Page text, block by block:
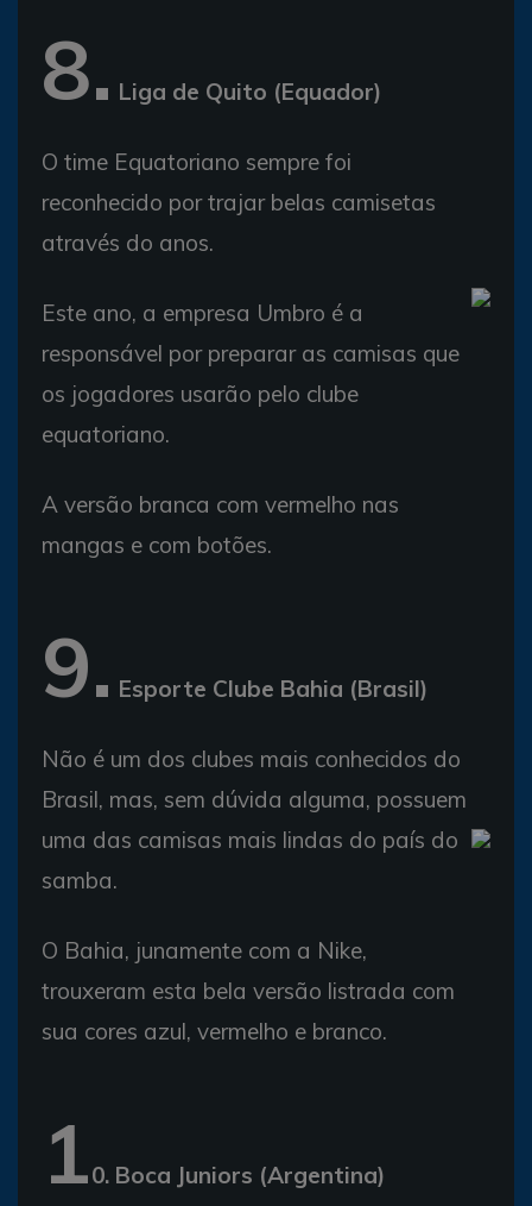
8. Liga de Quito (Equador)
O time Equatoriano sempre foi
reconhecido por trajar belas camisetas
através do anos.
Este ano, a empresa Umbro é a
responsável por preparar as camisas que
os jogadores usarão pelo clube
equatoriano.
A versão branca com vermelho nas
mangas e com botões.
9. Esporte Clube Bahia (Brasil)
Não é um dos clubes mais conhecidos do
Brasil, mas, sem dúvida alguma, possuem
uma das camisas mais lindas do país do
samba.
O Bahia, junamente com a Nike,
trouxeram esta bela versão listrada com
sua cores azul, vermelho e branco.
10. Boca Juniors (Argentina)